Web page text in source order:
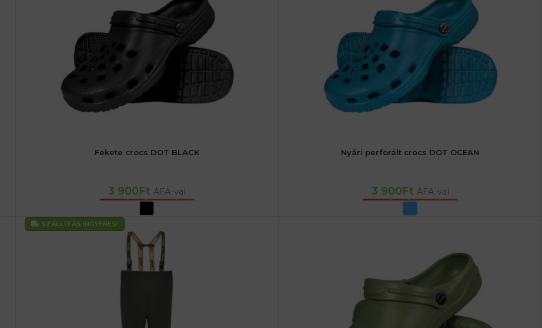
Fekete crocs DOT BLACK
3 900Ft ÁFA-val
OPCIÓK VÁLASZTÁSA
Nyári perforált crocs DOT OCEAN
3 900Ft ÁFA-val
OPCIÓK VÁLASZTÁSA
SZÁLLÍTÁS INGYENES!